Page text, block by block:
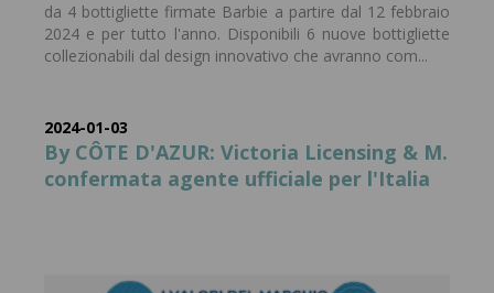
da 4 bottigliette firmate Barbie a partire dal 12 febbraio
2024 e per tutto l'anno. Disponibili 6 nuove bottigliette
collezionabili dal design innovativo che avranno com...
2024-01-03
By CÔTE D'AZUR: Victoria Licensing & M.
confermata agente ufficiale per l'Italia